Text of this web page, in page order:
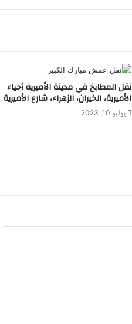
نقل المطابخ في مدينة الأميرية أحياء
الأميرية، الخيران، الزهراء، شارع الأميرية
يوليو 10, 2023